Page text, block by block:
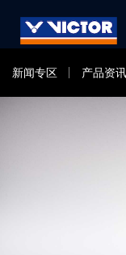
新闻专区 产品资讯